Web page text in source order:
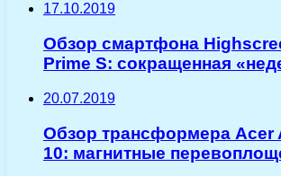
17.10.2019
Обзор смартфона
Prime S: сокращенная
20.07.2019
Обзор трансформера Acer
10: магнитные